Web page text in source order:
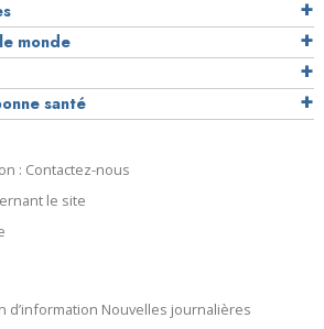
monde
santé
: Contactez-nous
le site
d’information Nouvelles journalières